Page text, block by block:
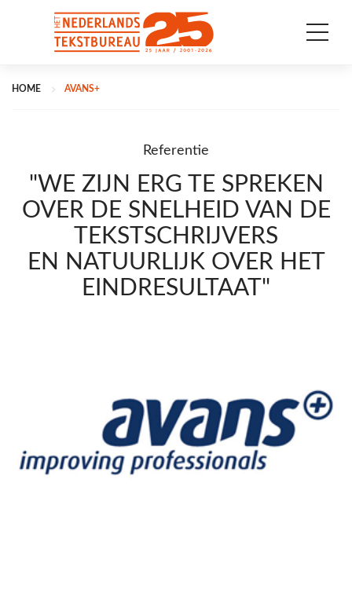
HOME AVANS+
Referentie
"WE ZIJN ERG TE SPREKEN
OVER DE SNELHEID VAN DE
TEKSTSCHRIJVERS
EN NATUURLIJK OVER HET
EINDRESULTAAT"